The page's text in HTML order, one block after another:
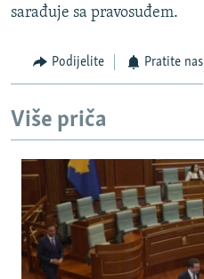
sarađuje sa pravosuđem.
Podijelite Pratite nas
Više priča